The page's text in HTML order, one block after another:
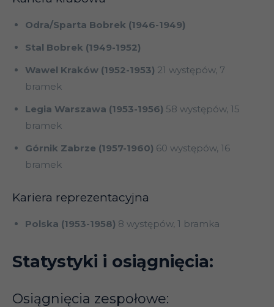
Odra/Sparta Bobrek (1946-1949)
Stal Bobrek (1949-1952)
Wawel Kraków (1952-1953) 21 występów, 7
bramek
Legia Warszawa (1953-1956) 58 występów, 15
bramek
Górnik Zabrze (1957-1960) 60 występów, 16
bramek
Kariera reprezentacyjna
Polska (1953-1958) 8 występów, 1 bramka
Statystyki i osiągnięcia:
Osiągnięcia zespołowe: